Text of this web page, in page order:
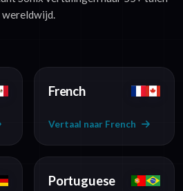
wereldwijd.
French
Vertaal naar French
Portuguese